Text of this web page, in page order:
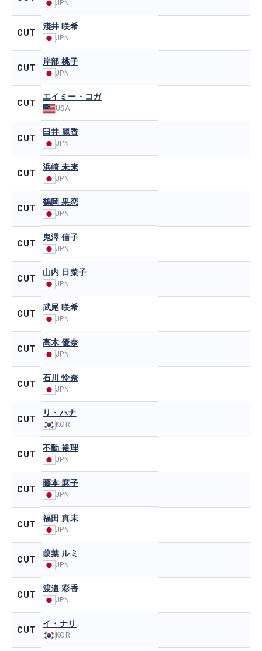
JPN
CUT
淺井 咲希
JPN
CUT
岸部 桃子
JPN
CUT
エイミー・コガ
USA
CUT
臼井 麗香
JPN
CUT
浜崎 未来
JPN
CUT
鶴岡 果恋
JPN
CUT
鬼澤 信子
JPN
CUT
山内 日菜子
JPN
CUT
武尾 咲希
JPN
CUT
髙木 優奈
JPN
CUT
石川 怜奈
JPN
CUT
リ・ハナ
KOR
CUT
不動 裕理
JPN
CUT
藤本 麻子
JPN
CUT
福田 真未
JPN
CUT
葭葉 ルミ
JPN
CUT
渡邉 彩香
JPN
CUT
イ・ナリ
KOR